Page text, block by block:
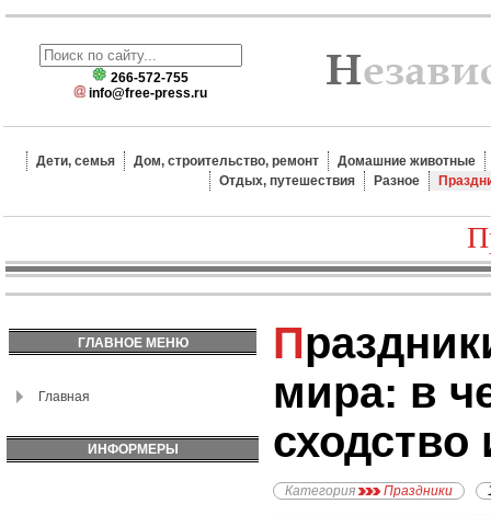
266-572-755
info@free-press.ru
Дети, семья Дом, строительство, ремонт
Домашние животные
Отдых, путешествия
Разное
ГЛАВНОЕ МЕНЮ
Главная
ИНФОРМЕРЫ
Праздники народов
мира: в
сходство
Категория Праздники